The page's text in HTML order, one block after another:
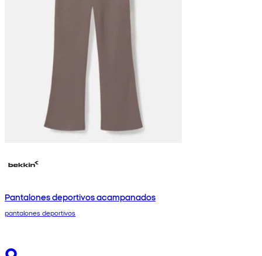
Pantalones deportivos acampanados
pantalones deportivos